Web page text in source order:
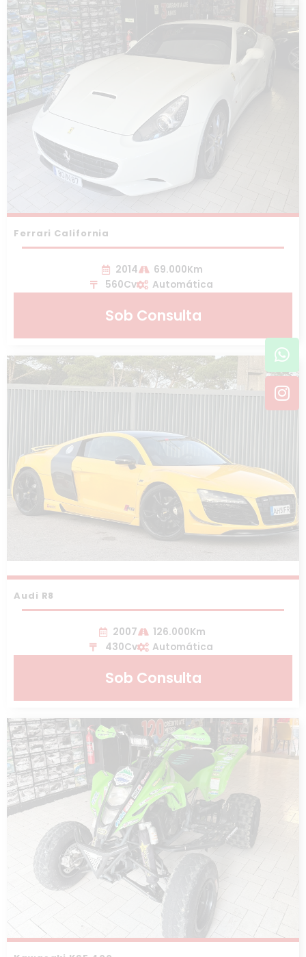
Ferrari California
2014
69.000Km
560Cv
Automática
Sob Consulta
Audi R8
2007
126.000Km
430Cv
Automática
Sob Consulta